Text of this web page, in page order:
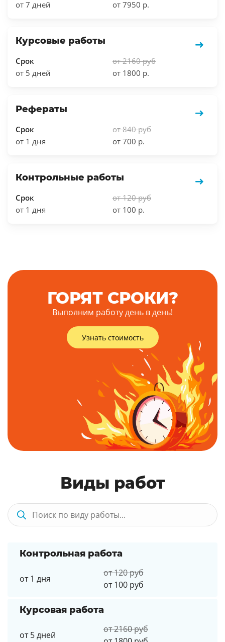
от 7 дней
от 7950 р.
Курсовые работы
Срок
от 5 дней
от 2160 руб
от 1800 р.
Рефераты
Срок
от 1 дня
от 840 руб
от 700 р.
Контрольные работы
Срок
от 1 дня
от 120 руб
от 100 р.
ГОРЯТ СРОКИ?
Выполним работу день в день!
Узнать стоимость
Виды работ
Контрольная работа
от 1 дня
от 120 руб
от 100 руб
Курсовая работа
от 5 дней
от 2160 руб